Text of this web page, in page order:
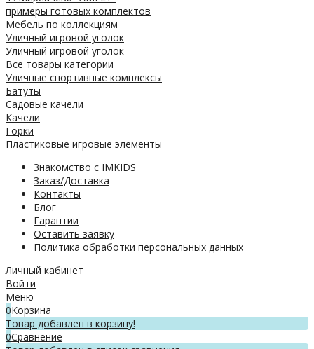
примеры готовых комплектов
Мебель по коллекциям
Уличный игровой уголок
Уличный игровой уголок
Все товары категории
Уличные спортивные комплексы
Батуты
Садовые качели
Качели
Горки
Пластиковые игровые элементы
Знакомство с IMKIDS
Заказ/Доставка
Контакты
Блог
Гарантии
Оставить заявку
Политика обработки персональных данных
Личный кабинет
Войти
Меню
0Корзина
Товар добавлен в корзину!
0Сравнение